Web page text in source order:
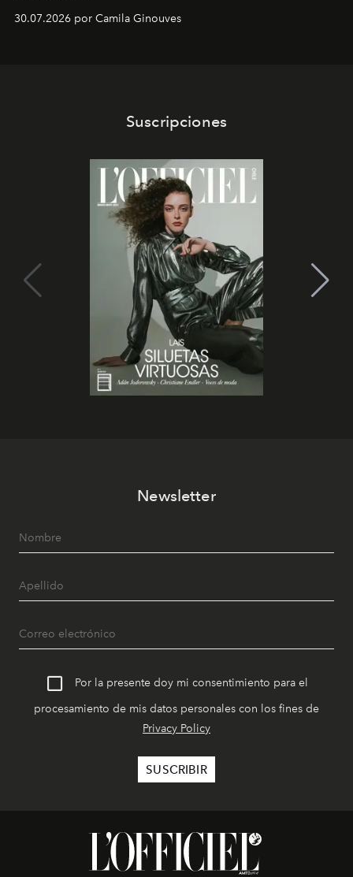
30.07.2026 por Camila Ginouves
Suscripciones
Newsletter
Por la presente doy mi consentimiento para el
procesamiento de mis datos personales con los fines de
Privacy Policy